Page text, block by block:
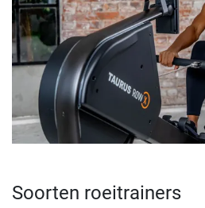
Soorten roeitrainers